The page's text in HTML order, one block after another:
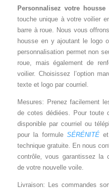
Personnalisez votre
touche unique à votre voilier
barre à roue. Nous vous
housse en y ajoutant le logo
personnalisation permet non
roue, mais également de
voilier. Choisissez l’option
texte et logo par courriel.
Mesures: Prenez facilement
de cotes dédiées. Pour toute
disponible par courriel ou
pour la formule SÉRÉNITÉet
technique gratuite. En nous
contrôle, vous garantissez la
de votre nouvelle voile.
Livraison: Les commandes